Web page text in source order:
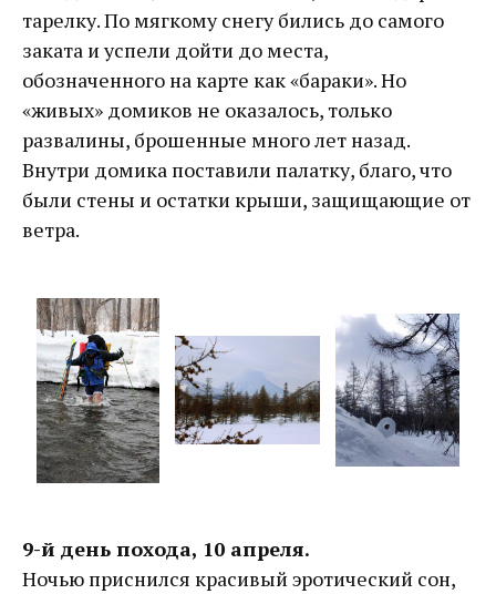
тарелку. По мягкому снегу бились до самого
заката и успели дойти до места,
обозначенного на карте как «бараки». Но
«живых» домиков не оказалось, только
развалины, брошенные много лет назад.
Внутри домика поставили палатку, благо, что
были стены и остатки крыши, защищающие от
ветра.
9-й день похода, 10 апреля.
Ночью приснился красивый эротический сон,